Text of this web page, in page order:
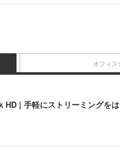
HD | 手軽にストリーミングを
オフィス